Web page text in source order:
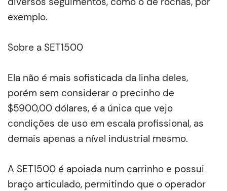
exemplo.
Sobre a SET1500
Ela não é mais sofisticada da linha deles,
porém sem considerar o precinho de
$5900,00 dólares, é a única que vejo
condições de uso em escala profissional, as
demais apenas a nível industrial mesmo.
A SET1500 é apoiada num carrinho e possui
braço articulado, permitindo que o operador